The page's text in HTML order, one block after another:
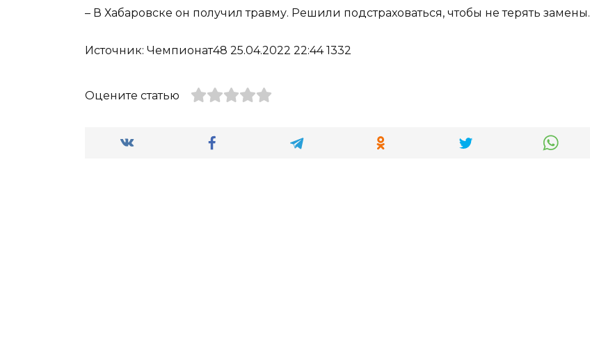
– В Хабаровске он получил травму. Решили подстраховаться, чтобы не терять замены.
Источник: Чемпионат48 25.04.2022 22:44 1332
Оцените статью